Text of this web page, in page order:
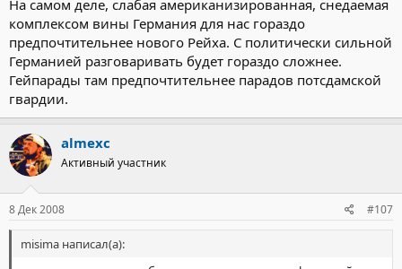
На самом деле, слабая американизированная, снедаемая
комплексом вины Германия для нас гораздо
предпочтительнее нового Рейха. С политически сильной
Германией разговаривать будет гораздо сложнее.
Гейпарады там предпочтительнее парадов потсдамской
гвардии.
almexc
Активный участник
8 Дек 2008 #107
misima написал(а):